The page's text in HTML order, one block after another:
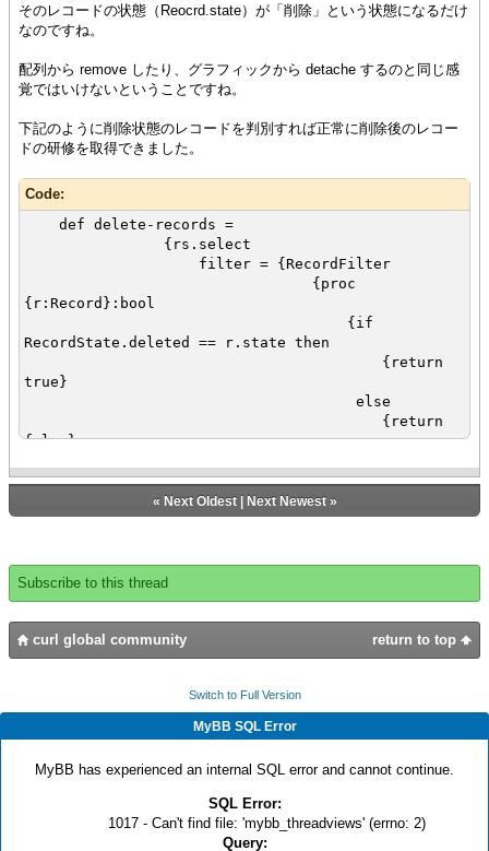
}
}
{def rg = {RecordGrid record-source = rs}}
{VBox rg,
{CommandButton
label = "delete-all",
{on Action do
{rs.delete-all}
}
そのレコードの状態（Reocrd.state）が「削除」という状態になるだけ
なのですね。
配列から remove したり、グラフィックから detache するのと同じ感
覚ではいけないということですね。
下記のように削除状態のレコードを判別すれば正常に削除後のレコー
ドの研修を取得できました。
Code:
def delete-records =
{rs.select
filter = {RecordFilter
{proc
{r:Record}:bool
{if
RecordState.deleted == r.state then
{return
true}
else
{return
false}
}
}
}
済みレコード数:" & delete-records.size}
« Next Oldest| Next Newest»
Subscribe to this thread
return to top
curl global community
Switch to Full Version
MyBB SQL Error
MyBB has experienced an internal SQL error and cannot continue.
SQL Error:
1017 - Can't find file: 'mybb_threadviews' (errno: 2)
Query: